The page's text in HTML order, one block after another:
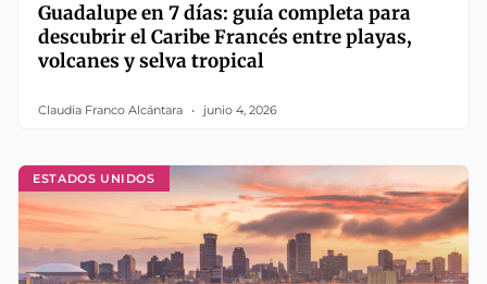
Guadalupe en 7 días: guía completa para
descubrir el Caribe Francés entre playas,
volcanes y selva tropical
Claudia Franco Alcántara junio 4, 2026
ESTADOS UNIDOS